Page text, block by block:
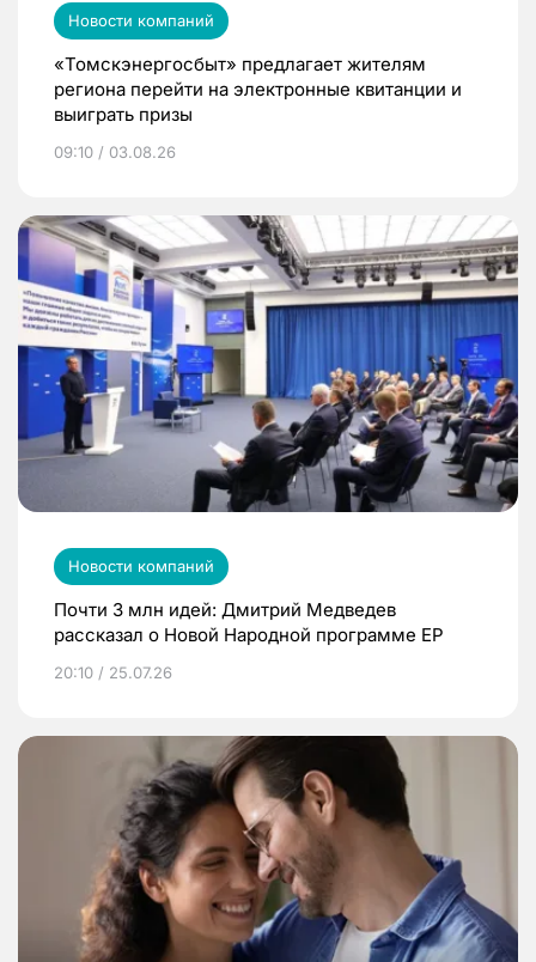
Новости компаний
«Томскэнергосбыт» предлагает жителям
региона перейти на электронные квитанции и
выиграть призы
09:10 / 03.08.26
Новости компаний
Почти 3 млн идей: Дмитрий Медведев
рассказал о Новой Народной программе ЕР
20:10 / 25.07.26